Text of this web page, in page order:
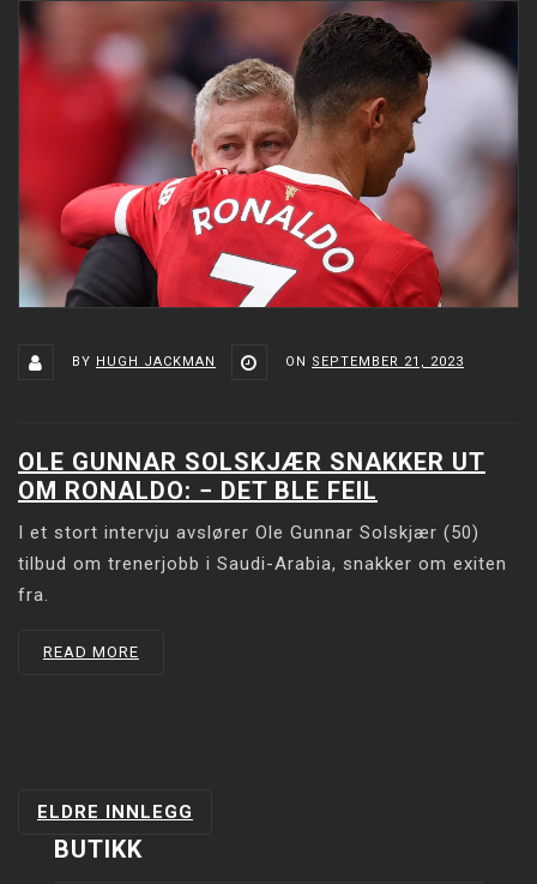
BY HUGH JACKMAN ON SEPTEMBER 21, 2023
OLE GUNNAR SOLSKJÆR SNAKKER UT
OM RONALDO: − DET BLE FEIL
I et stort intervju avslører Ole Gunnar Solskjær (50)
tilbud om trenerjobb i Saudi-Arabia, snakker om exiten
fra.
READ MORE
INNLEGGSNAVIGASJON
ELDRE INNLEGG
BUTIKK